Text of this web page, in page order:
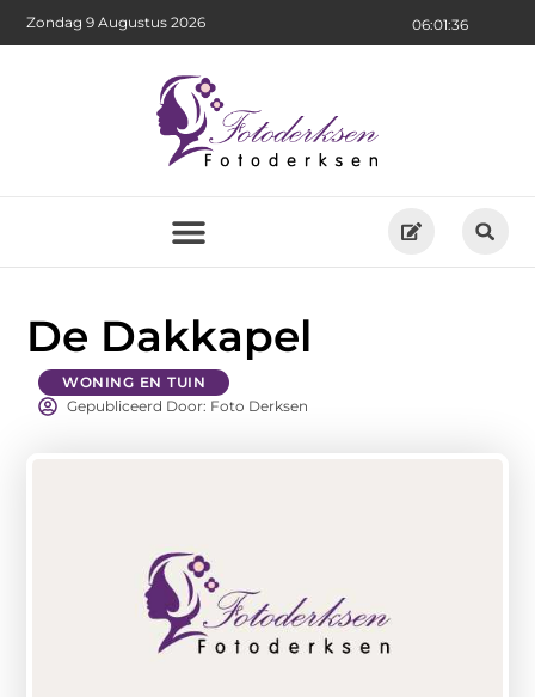
06:01:37
Zondag 9 Augustus 2026
De Dakkapel
WONING EN TUIN
Gepubliceerd Door: Foto Derksen